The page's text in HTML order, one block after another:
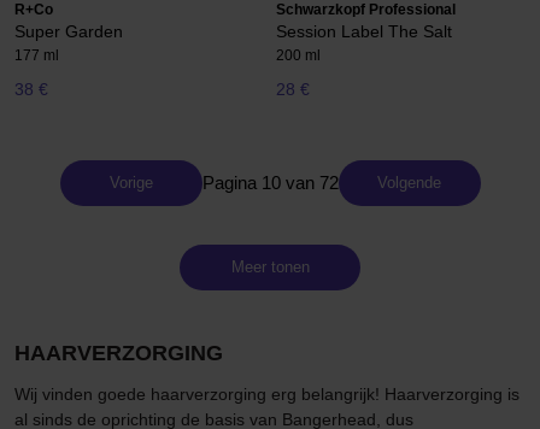
R+Co
Super Garden
177 ml
38 €
Schwarzkopf Professional
Session Label The Salt
200 ml
28 €
Vorige Pagina 10 van 72 Volgende
Meer tonen
HAARVERZORGING
Wij vinden goede haarverzorging erg belangrijk! Haarverzorging is
al sinds de oprichting de basis van Bangerhead, dus